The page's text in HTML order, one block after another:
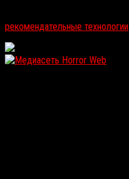
рекомендательные технологии